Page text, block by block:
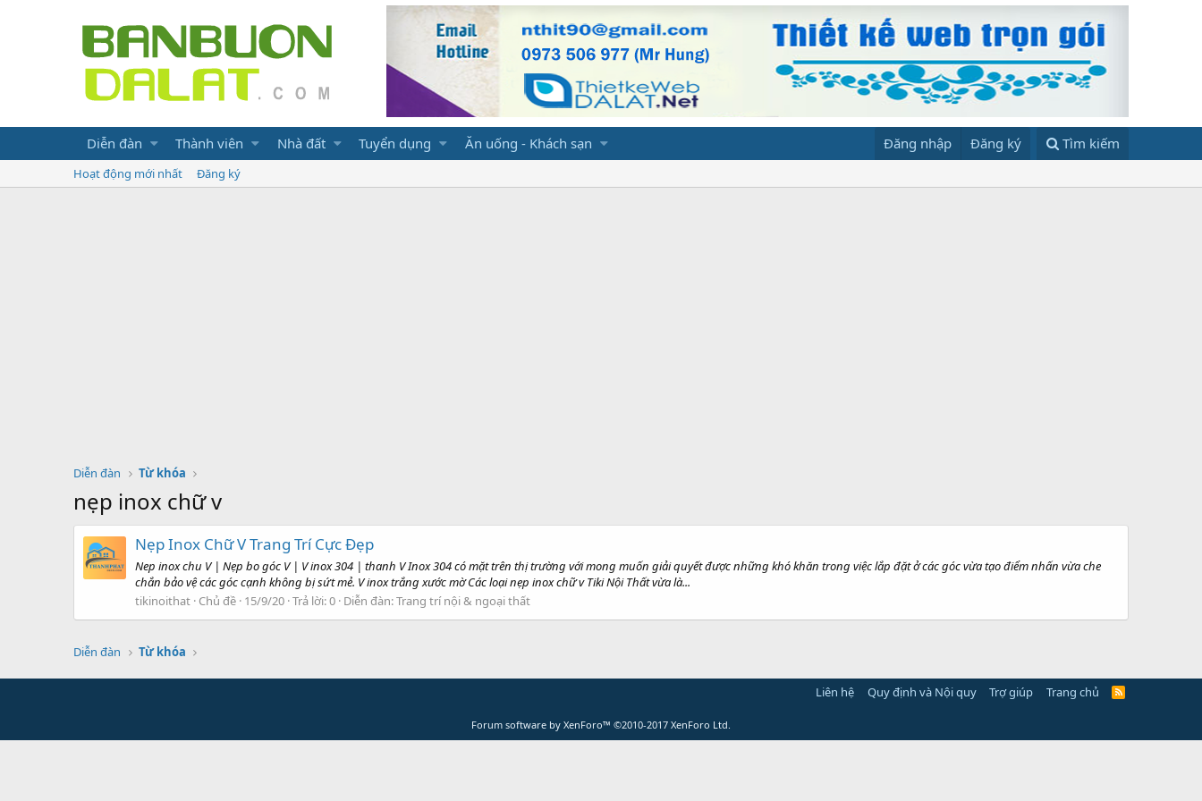
Diễn đàn Thành viên Nhà đất Tuyển dụng Ăn uống - Khách sạn Đăng nhập Đăng ký Tìm kiếm
Hoạt động mới nhất Đăng ký
Diễn đàn Từ khóa
nẹp inox chữ v
Nẹp Inox Chữ V Trang Trí Cực Đẹp
Nep inox chu V | Nẹp bo góc V | V inox 304 | thanh V Inox 304 có mặt trên thị trường với mong muốn giải quyết được những khó khăn trong việc lắp đặt ở các góc vừa tạo điểm nhấn vừa che
chắn bảo vệ các góc cạnh không bị sứt mẻ. V inox trắng xước mờ Các loại nẹp inox chữ v Tiki Nội Thất vừa là...
tikinoithat Chủ đề 15/9/20 Trả lời: 0 Diễn đàn:Trang trí nội & ngoại thất
Diễn đàn Từ khóa
Liên hệ Quy định và Nội quy Trợ giúp Trang chủ
Forum software by XenForo™ ©2010-2017 XenForo Ltd.